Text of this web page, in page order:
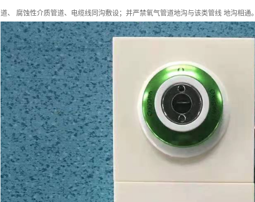
道、 腐蚀性介质管道、电缆线同沟敷设；并严禁氧气管道地沟与该类管线 地沟相通。